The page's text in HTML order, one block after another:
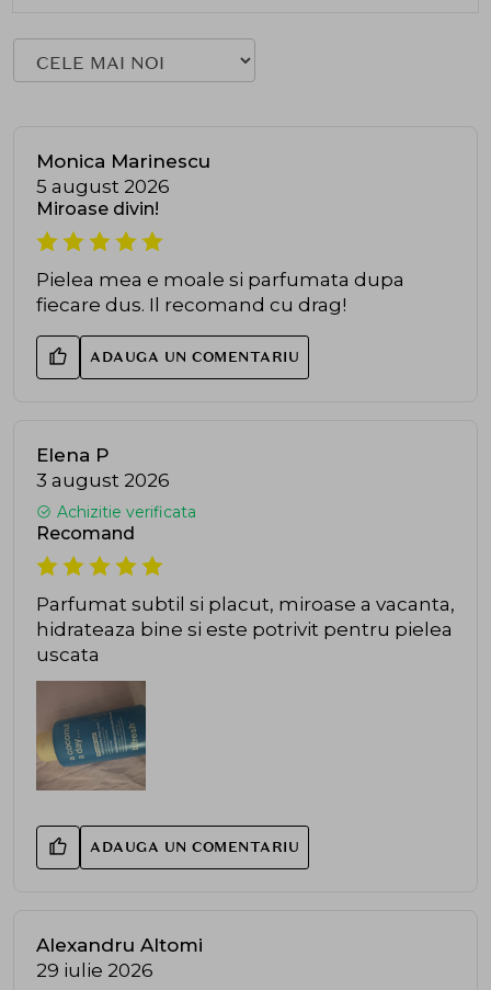
Monica Marinescu
5 august 2026
Miroase divin!
Pielea mea e moale si parfumata dupa
fiecare dus. Il recomand cu drag!
ADAUGA UN COMENTARIU
Elena P
3 august 2026
Achizitie verificata
Recomand
Parfumat subtil si placut, miroase a vacanta,
hidrateaza bine si este potrivit pentru pielea
uscata
ADAUGA UN COMENTARIU
Alexandru Altomi
29 iulie 2026